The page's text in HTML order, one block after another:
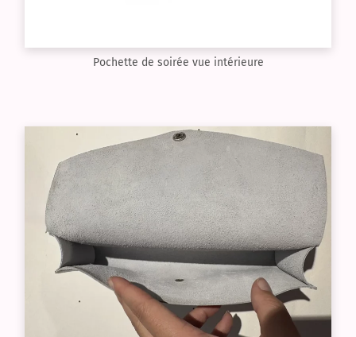
Pochette de soirée vue intérieure